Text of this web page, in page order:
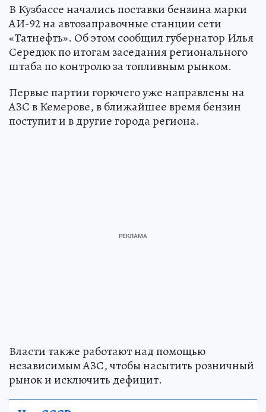
В Кузбассе начались поставки бензина марки
АИ-92 на автозаправочные станции сети
«Татнефть». Об этом сообщил губернатор Илья
Середюк по итогам заседания регионального
штаба по контролю за топливным рынком.
Первые партии горючего уже направлены на
АЗС в Кемерове, в ближайшее время бензин
поступит и в другие города региона.
Власти также работают над помощью
независимым АЗС, чтобы насытить розничный
рынок и исключить дефицит.